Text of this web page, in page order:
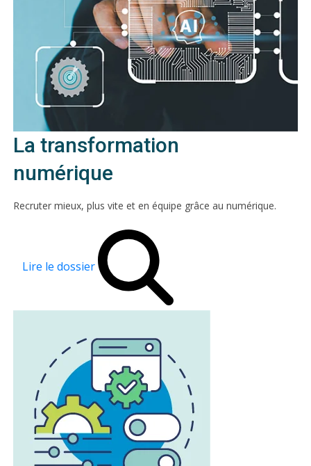
La transformation
numérique
Recruter mieux, plus vite et en équipe grâce au numérique.
Lire le dossier